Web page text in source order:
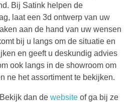
Bij Satink helpen de
laat een 3d ontwerp van uw
aan de hand van uw wensen
bij u langs om de situatie en
en geeft u deskundig advies
ook langs in de showroom om
ne het assortiment te bekijken.
dan de website of ga bij ze